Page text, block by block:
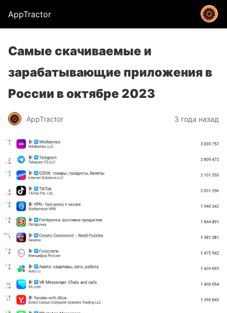
AppTractor
Самые скачиваемые и
зарабатывающие приложения в
России в октябре 2023
AppTractor 3 года назад